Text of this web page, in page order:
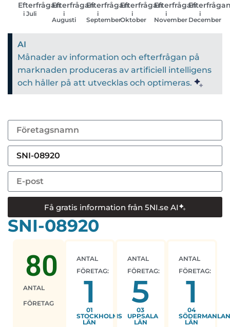
Efterfrågan
i Juli
Efterfrågan
i
Augusti
Efterfrågan
i
September
Efterfrågan
i
Oktober
Efterfrågan
i
November
i
December
AI
Månader av information och efterfrågan på
marknaden produceras av artificiell intelligens
och håller på att utvecklas och optimeras.
Få gratis information från 5NI.se AI
SNI-08920
ANTAL
FÖRETAG
80
ANTAL
FÖRETAG:
1
01
STOCKHOLMS
LÄN
ANTAL
FÖRETAG:
5
03
UPPSALA
LÄN
ANTAL
FÖRETAG:
1
04
LÄN